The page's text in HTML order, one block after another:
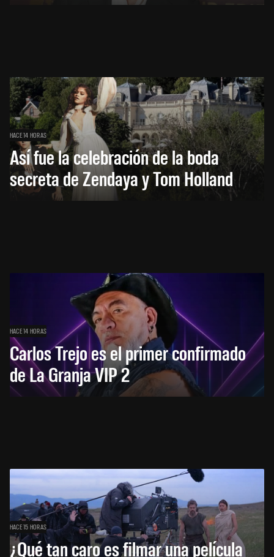
HACE 14 HORAS
Así fue la celebración de la boda
secreta de Zendaya y Tom Holland
HACE 14 HORAS
Carlos Trejo es el primer confirmado
de La Granja VIP 2
HACE 15 HORAS
¿Qué tan caro es filmar una película